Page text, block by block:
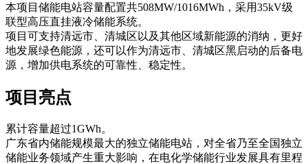
本项目储能电站容量配置共508MW/1016MWh，采用35kV级
联型高压直挂液冷储能系统。
项目可支持清远市、清城区以及其他区域新能源的消纳，更好
地发展绿色能源，还可以作为清远市、清城区黑启动的后备电
源，增加供电系统的可靠性、稳定性。
项目亮点
累计容量超过1GWh。
广东省内储能规模最大的独立储能电站，对全省乃至全国独立
储能业务领域产生重大影响，在电化学储能行业发展具有里程